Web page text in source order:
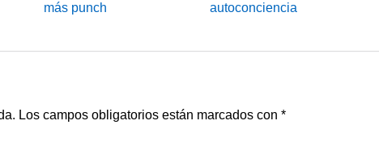
más punch
autoconciencia
Los campos obligatorios están marcados con *